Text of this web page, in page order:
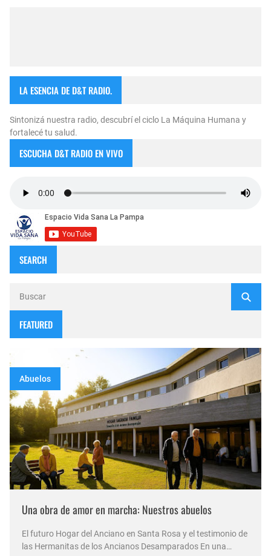
LA ESENCIA DE D&T RADIO.
Sintonizá nuestra radio, descubrí el ciclo La Máquina Humana y
fortalecé tu salud.
ESCUCHA D&T RADIO EN VIVO
SEARCH
FEATURED
Abuelos
Una obra de amor en marcha: Nuestros abuelos
El futuro Hogar del Anciano en Santa Rosa y el testimonio de
las Hermanitas de los Ancianos Desamparados En una